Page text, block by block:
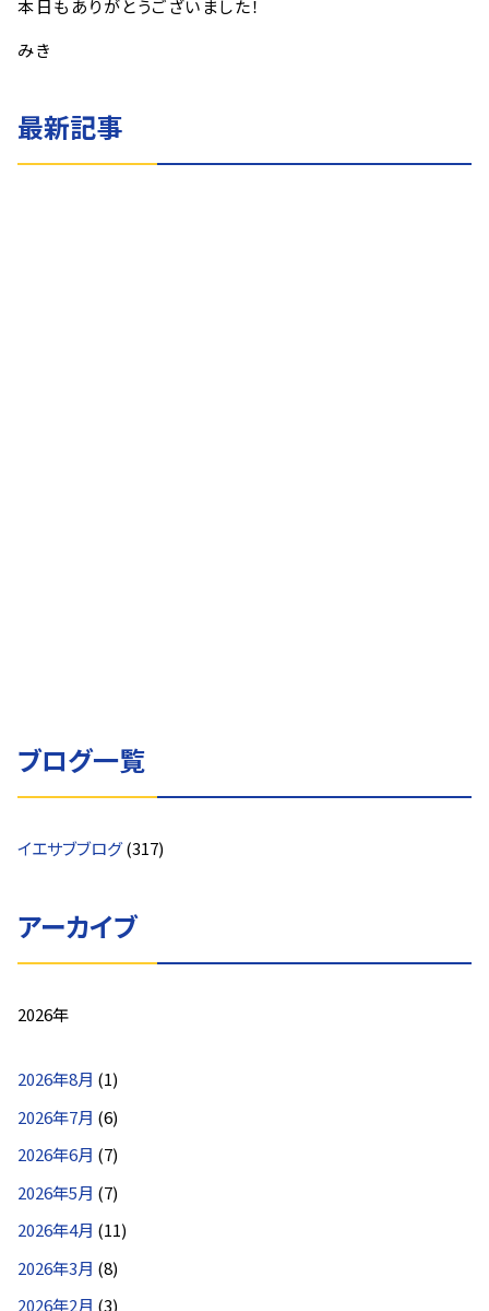
本日もありがとうございました！
みき
最新記事
ブログ一覧
イエサブブログ(317)
アーカイブ
2026年
2026年8月 (1)
2026年7月 (6)
2026年6月 (7)
2026年5月 (7)
2026年4月 (11)
2026年3月 (8)
2026年2月 (3)